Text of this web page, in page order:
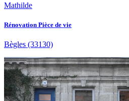
Mathilde
Rénovation Pièce de vie
Bègles (33130)